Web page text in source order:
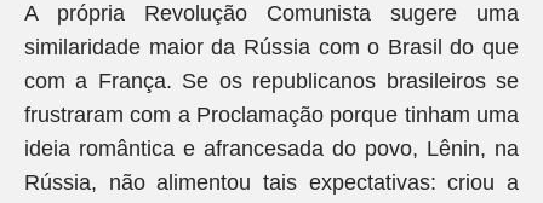
A própria Revolução Comunista sugere uma
similaridade maior da Rússia com o Brasil do que
com a França. Se os republicanos brasileiros se
frustraram com a Proclamação porque tinham uma
ideia romântica e afrancesada do povo, Lênin, na
Rússia, não alimentou tais expectativas: criou a